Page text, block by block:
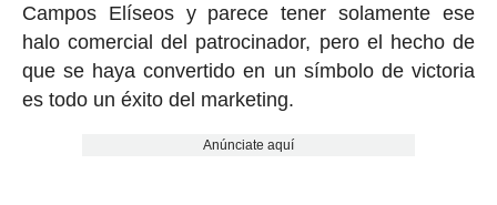
Campos Elíseos y parece tener solamente ese
halo comercial del patrocinador, pero el hecho de
que se haya convertido en un símbolo de victoria
es todo un éxito del marketing.
Anúnciate aquí